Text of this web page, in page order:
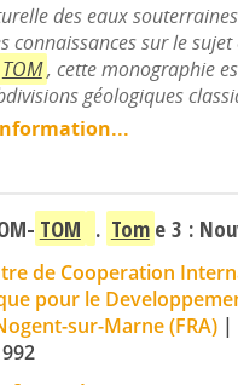
des eaux
connaissances sur le
TOM, cette monographie
géologiques
TOM . Tom e 3 :
de Cooperation
pour le
sur-Marne (FRA) |